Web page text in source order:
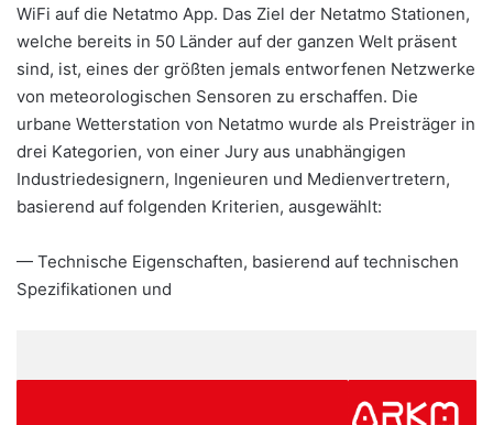
WiFi auf die Netatmo App. Das Ziel der Netatmo Stationen,
welche bereits in 50 Länder auf der ganzen Welt präsent
sind, ist, eines der größten jemals entworfenen Netzwerke
von meteorologischen Sensoren zu erschaffen. Die
urbane Wetterstation von Netatmo wurde als Preisträger in
drei Kategorien, von einer Jury aus unabhängigen
Industriedesignern, Ingenieuren und Medienvertretern,
basierend auf folgenden Kriterien, ausgewählt:
— Technische Eigenschaften, basierend auf technischen
Spezifikationen und